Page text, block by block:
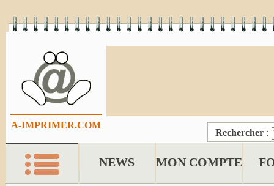
A-IMPRIMER.COM
Rechercher :
NEWS MON COMPTE